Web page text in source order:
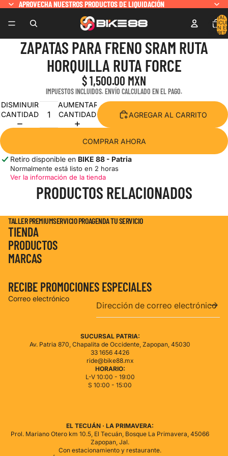
APROVECHA NUESTROS PRODUCTOS DE LIQUIDACIÓN
APROVECHA NUESTROS PRODUCTOS DE LIQUIDACIÓN
TOTAL
EN
ZAPATAS PARA FRENO SRAM RUTA
HORQUILLA RUTA FORCE
$ 1,500.00 MXN
IMPUESTOS INCLUIDOS. ENVÍO CALCULADO EN EL PAGO.
DISMINUIR
CANTIDAD
AUMENTAR
CANTIDAD
AGREGAR AL CARRITO
COMPRAR AHORA
Retiro disponible en BIKE 88 - Patria
Normalmente está listo en 2 horas
Ver la información de la tienda
PRODUCTOS RELACIONADOS
TALLER PREMIUMSERVICIO PROAGENDA TU SERVICIO
TIENDA
PRODUCTOS
MARCAS
RECIBE PROMOCIONES ESPECIALES
Correo electrónico
SUCURSAL PATRIA:
Av. Patria 870, Chapalita de Occidente, Zapopan, 45030
33 1656 4426
ride@bike88.mx
HORARIO:
L-V 10:00 - 19:00
S 10:00 - 15:00
EL TECUÁN · LA PRIMAVERA:
Prol. Mariano Otero km 10.5, El Tecuán, Bosque La Primavera, 45066
Zapopan, Jal.
Con estacionamiento y restaurante.
del servicio